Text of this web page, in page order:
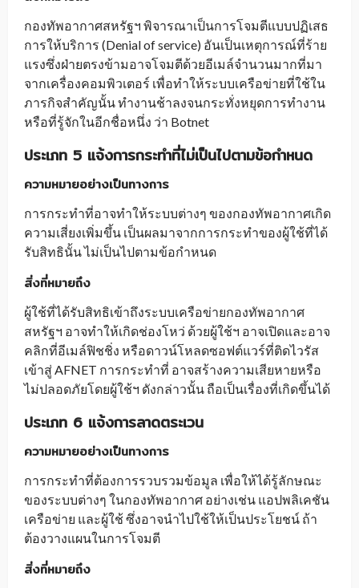
กองทัพอากาศสหรัฐฯ พิจารณาเป็นการโจมตีแบบปฏิเสธ
การให้บริการ (Denial of service) อันเป็นเหตุการณ์ที่ร้าย
แรงซึ่งฝ่ายตรงข้ามอาจโจมตีด้วยอีเมล์จำนวนมากที่มา
จากเครื่องคอมพิวเตอร์ เพื่อทำให้ระบบเครือข่ายที่ใช้ใน
ภารกิจสำคัญนั้น ทำงานช้าลงจนกระทั่งหยุดการทำงาน
หรือที่รู้จักในอีกชื่อหนึ่ง ว่า Botnet
ประเภท 5 แจ้งการกระทำที่ไม่เป็นไปตามข้อกำหนด
ความหมายอย่างเป็นทางการ
การกระทำที่อาจทำให้ระบบต่างๆ ของกองทัพอากาศเกิด
ความเสี่ยงเพิ่มขึ้น เป็นผลมาจากการกระทำของผู้ใช้ที่ได้
รับสิทธินั้น ไม่เป็นไปตามข้อกำหนด
สิ่งที่หมายถึง
ผู้ใช้ที่ได้รับสิทธิเข้าถึงระบบเครือข่ายกองทัพอากาศ
สหรัฐฯ อาจทำให้เกิดช่องโหว่ ด้วยผู้ใช้ฯ อาจเปิดและอาจ
คลิกที่อีเมล์ฟิชชิ่ง หรือดาวน์โหลดซอฟต์แวร์ที่ติดไวรัส
เข้าสู่ AFNET การกระทำที่ อาจสร้างความเสียหายหรือ
ไม่ปลอดภัยโดยผู้ใช้ฯ ดังกล่าวนั้น ถือเป็นเรื่องที่เกิดขึ้นได้
ประเภท 6 แจ้งการลาดตระเวน
ความหมายอย่างเป็นทางการ
การกระทำที่ต้องการรวบรวมข้อมูล เพื่อให้ได้รู้ลักษณะ
ของระบบต่างๆ ในกองทัพอากาศ อย่างเช่น แอปพลิเคชัน
เครือข่าย และผู้ใช้ ซึ่งอาจนำไปใช้ให้เป็นประโยชน์ ถ้า
ต้องวางแผนในการโจมตี
สิ่งที่หมายถึง